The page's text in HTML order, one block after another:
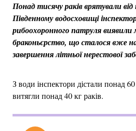
Понад тисячу раків врятували
Південному водосховищі
рибоохоронного патруля
браконьєрство, що сталося вже
завершення літньої нерестової
З води інспектори дістали понад
витягли понад 40 кг раків.